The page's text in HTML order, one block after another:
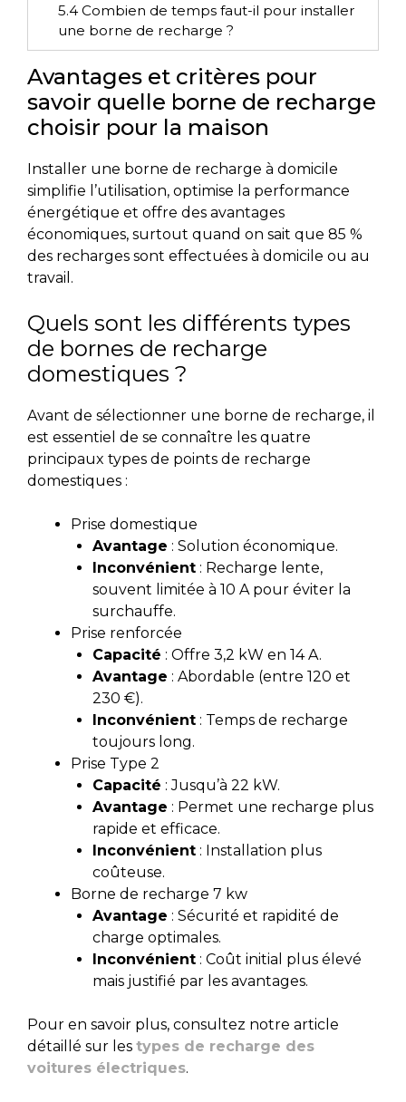
5.4Combien de temps faut-il pour installer
une borne de recharge ?
Avantages et critères pour
savoir quelle borne de recharge
choisir pour la maison
Installer une borne de recharge à domicile
simplifie l’utilisation, optimise la performance
énergétique et offre des avantages
économiques, surtout quand on sait que 85 %
des recharges sont effectuées à domicile ou au
travail.
Quels sont les différents types
de bornes de recharge
domestiques ?
Avant de sélectionner une borne de recharge, il
est essentiel de se connaître les quatre
principaux types de points de recharge
domestiques :
Prise domestique
Avantage : Solution économique.
Inconvénient : Recharge lente,
souvent limitée à 10 A pour éviter la
surchauffe.
Prise renforcée
Capacité : Offre 3,2 kW en 14 A.
Avantage : Abordable (entre 120 et
230 €).
Inconvénient : Temps de recharge
toujours long.
Prise Type 2
Capacité : Jusqu’à 22 kW.
Avantage : Permet une recharge plus
rapide et efficace.
Inconvénient : Installation plus
coûteuse.
Borne de recharge 7 kw
Avantage : Sécurité et rapidité de
charge optimales.
Inconvénient : Coût initial plus élevé
mais justifié par les avantages.
Pour en savoir plus, consultez notre article
détaillé sur les types de recharge des
voitures électriques.